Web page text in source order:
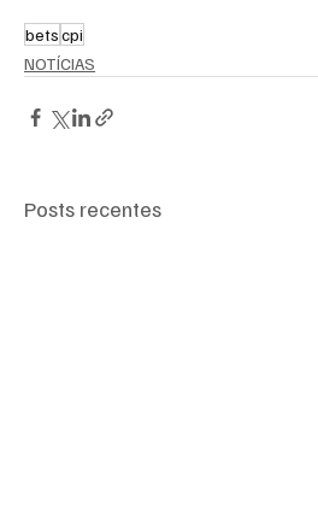
betscpi
NOTÍCIAS
Posts recentes